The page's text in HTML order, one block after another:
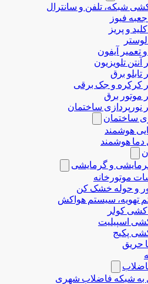
شبکه، تلفن و سانترال
فیوز
و پریز
تعمیر آیفون
تلویزیون
برق
کرکره و جک برقی
موتور برق
نورپردازی ساختمان
ساختمان
هوشمند
دما هوشمند
و گرمایشی
موتورخانه
و حوله خشک کن
تهویه، سیستم هواکش
کشی کولر
اسپیلیت
پکیج
حریق
به شبکه فاضلاب شهری